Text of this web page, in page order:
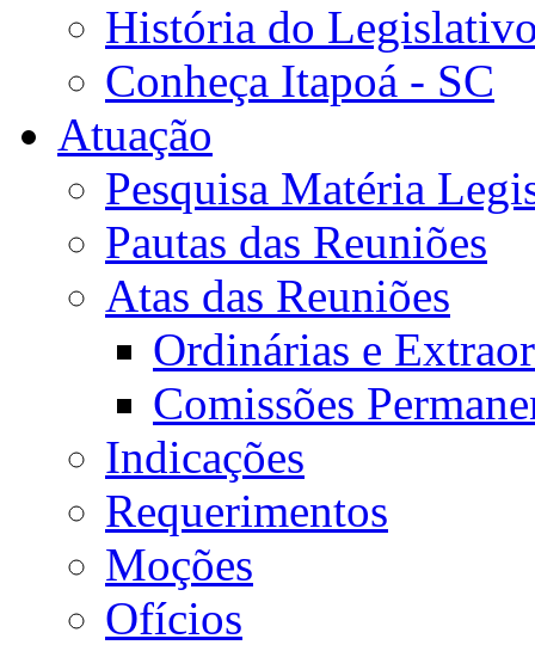
História do
Conheça Itapoá - SC
Atuação
Pesquisa Matéria
Pautas das Reuniões
Atas das Reuniões
Ordinárias e
Comissões
Indicações
Requerimentos
Moções
Ofícios